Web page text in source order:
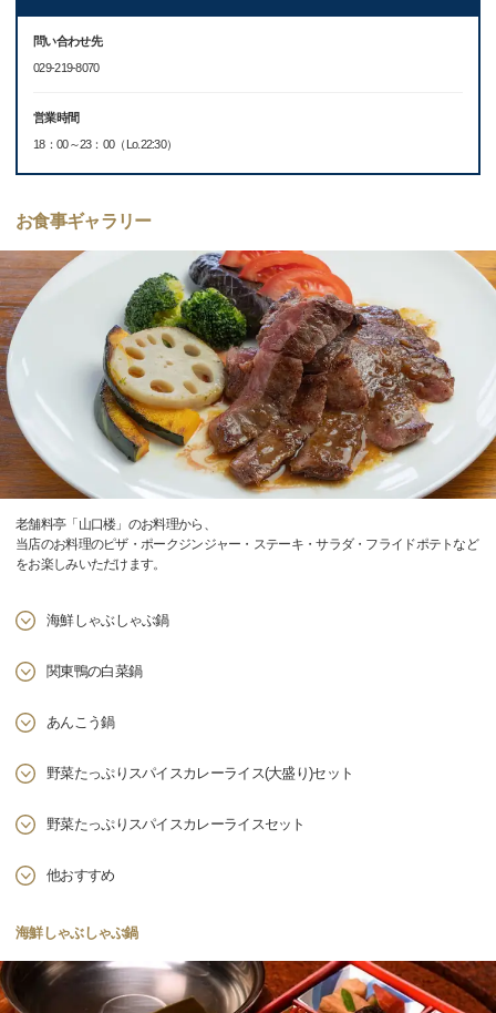
問い合わせ先
029-219-8070
営業時間
18：00～23：00（Lo.22:30）
お食事ギャラリー
老舗料亭「山口楼」のお料理から、
当店のお料理のピザ・ポークジンジャー・ステーキ・サラダ・フライドポテトなど
をお楽しみいただけます。
海鮮しゃぶしゃぶ鍋
関東鴨の白菜鍋
あんこう鍋
野菜たっぷりスパイスカレーライス(大盛り)セット
野菜たっぷりスパイスカレーライスセット
他おすすめ
海鮮しゃぶしゃぶ鍋